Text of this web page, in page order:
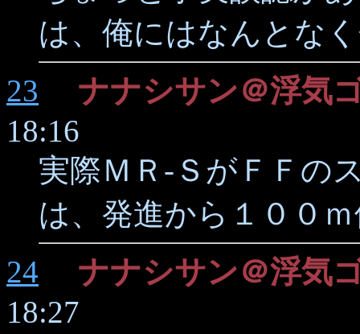
は、俺にはなんとな
23
ナナシサン＠浮気
18:16
実際ＭＲ-ＳがＦＦの
は、発進から１００
24
ナナシサン＠浮気
18:27